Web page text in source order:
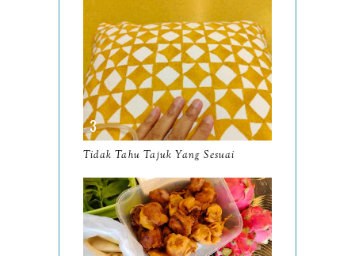
2024130
December19
November12
October10
August9
July 12
Tidak Tahu Tajuk Yang Sesuai